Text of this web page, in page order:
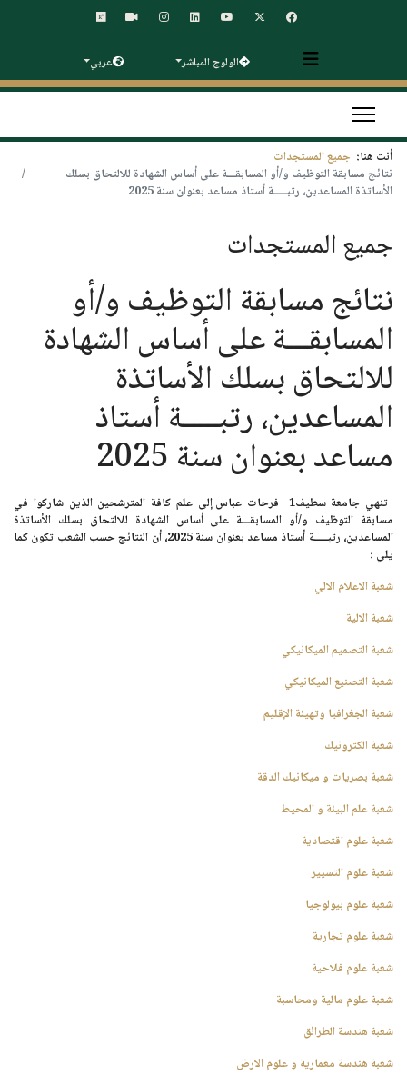
الولوج المباشر عربي
أنت هنا: جميع المستجدات
نتائج مسابقة التوظيف و/أو المسابقـــة على أساس الشهادة للالتحاق بسلك
الأساتذة المساعدين، رتبـــــة أستاذ مساعد بعنوان سنة 2025
جميع المستجدات
نتائج مسابقة التوظيف و/أو
المسابقـــة على أساس الشهادة
للالتحاق بسلك الأساتذة
المساعدين، رتبـــــة أستاذ
مساعد بعنوان سنة 2025
تنهي جامعة سطيف1- فرحات عباس
إلى علم كافة المترشحين الذين شاركوا في
مسابقة التوظيف و/أو المسابقـــة على أساس الشهادة للالتحاق بسلك الأساتذة
المساعدين، رتبـــــة أستاذ مساعد بعنوان سنة 2025،
أن النتائج حسب الشعب تكون كما
يلي :
شعبة الاعلام الالي
شعبة الالية
شعبة التصميم الميكانيكي
شعبة التصنيع الميكانيكي
شعبة الجغرافيا وتهيئة الإقليم
شعبة الكترونيك
شعبة بصريات و ميكانيك الدقة
شعبة علم البيئة و المحيط
شعبة علوم اقتصادية
شعبة علوم التسيير
شعبة علوم بيولوجيا
شعبة علوم تجارية
شعبة علوم فلاحية
شعبة علوم مالية ومحاسبة
شعبة هندسة الطرائق
شعبة هندسة معمارية و علوم الارض